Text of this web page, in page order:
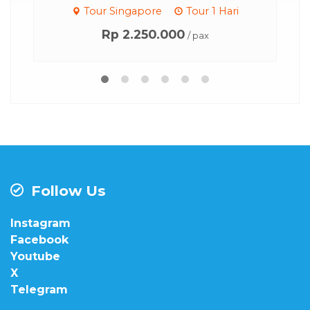
Tour Singapore Tour 1 Hari
Rp 2.250.000 / pax
Follow Us
Instagram
Facebook
Youtube
X
Telegram